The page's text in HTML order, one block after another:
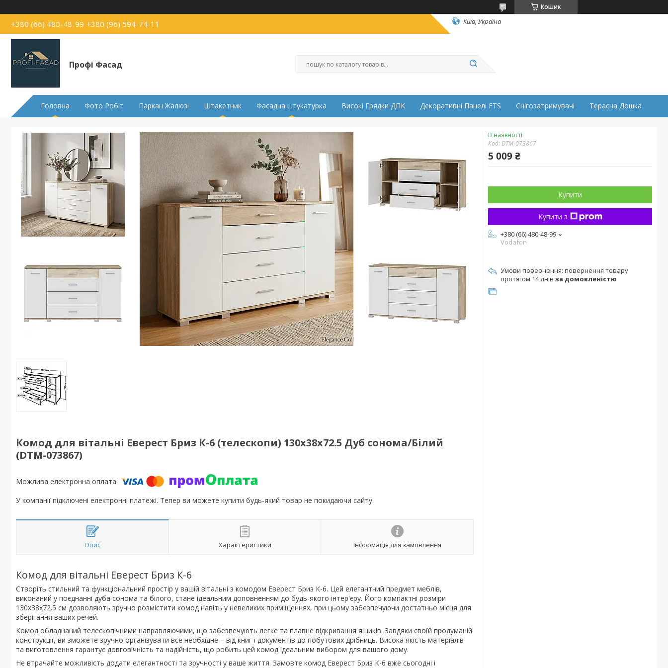
Кошик
+380 (66) 480-48-99 +380 (96) 594-74-11 Київ, Україна
Профі Фасад
Головна Фото Робіт Паркан Жалюзі Штакетник Фасадна штукатурка Високі Грядки ДПК Декоративні Панелі FTS Снігозатримувачі Терасна Дошка
Комод для вітальні Еверест Бриз К-6 (телескопи) 130х38х72.5 Дуб сонома/Білий
(DTM-073867)
У компанії підключені електронні платежі. Тепер ви можете купити будь-який товар не покидаючи сайту.
Опис Характеристики Інформація для замовлення
Комод для вітальні Еверест Бриз К-6
Створіть стильний та функціональний простір у вашій вітальні з комодом Еверест Бриз К-6. Цей елегантний предмет меблів,
виконаний у поєднанні дуба сонома та білого, стане ідеальним доповненням до будь-якого інтер'єру. Його компактні розміри
130х38х72.5 см дозволяють зручно розмістити комод навіть у невеликих приміщеннях, при цьому забезпечуючи достатньо місця для
зберігання ваших речей.
Комод обладнаний телескопічними направляючими, що забезпечують легке та плавне відкривання ящиків. Завдяки своїй продуманій
конструкції, ви зможете зручно організувати все необхідне – від книг і документів до побутових дрібниць. Висока якість матеріалів
та виготовлення гарантує довговічність та надійність, що робить цей комод ідеальним вибором для вашого дому.
Не втрачайте можливість додати елегантності та зручності у ваше життя. Замовте комод Еверест Бриз К-6 вже сьогодні і
В наявності
Код:DTM-073867
5 009 ₴
Купити
Купити з
+380 (66) 480-48-99
Vodafon
повернення товару
протягом 14 днів за домовленістю